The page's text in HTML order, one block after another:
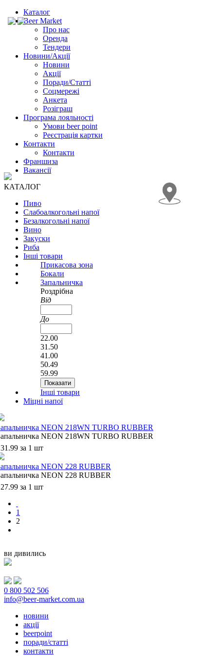
Каталог
Beer Market
Про нас
Оренда
Тендери
Новини/Акції
Новини
Акції
Поради/Статті
Соцмережі
Анкета
Розіграш
Програма лояльності
Умови beer point
Реєстрація картки
Контакти
Контакти
Франшиза
Вакансії
КАТАЛОГ
Пиво
Слабоалкогольні напої
Безалкогольні напої
Вино
Закуски
Риба
Інші товари
Прикасова зона
Бокали
Запальничка
Роздрібна
Від
До
22.00
31.50
41.00
50.49
59.99
Інші товари
Міцні напої
NEON 218WN TURBO RUBBER
NEON 218WN TURBO RUBBER
31.99 за 1 шт
NEON 228 RUBBER
NEON 228 RUBBER
27.99 за 1 шт
1
2
ви дивились
0 800 502 506
info@beer-market.com.ua
новини
акції
beerpoint
поради/статті
контакти